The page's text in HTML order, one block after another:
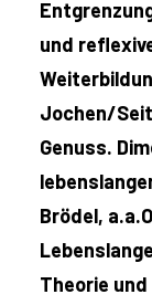
und
Jochen/
Genuss.
Brödel,
Theorie und